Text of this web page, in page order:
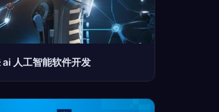
人工智能软件开发